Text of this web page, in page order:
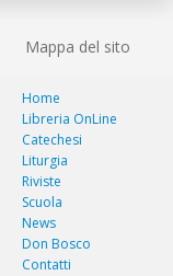
Mappa del sito
Home
Libreria OnLine
Catechesi
Liturgia
Riviste
Scuola
News
Don Bosco
Contatti